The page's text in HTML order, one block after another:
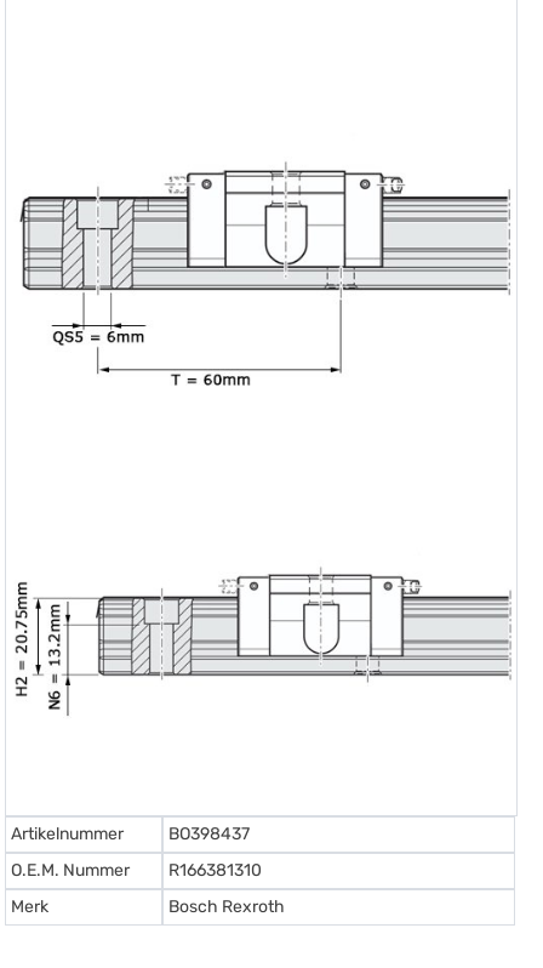
Artikelnummer
BO398437
O.E.M. Nummer
R166381310
Merk
Bosch Rexroth